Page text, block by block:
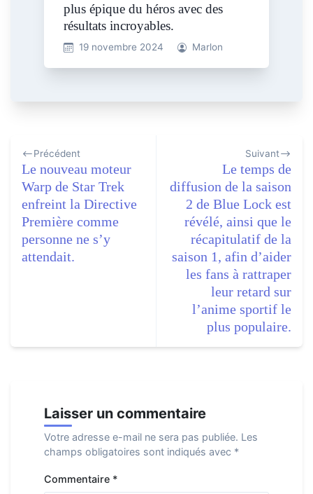
plus épique du héros avec des
résultats incroyables.
19 novembre 2024 Marlon
de
l’article
Précédent
Le nouveau moteur
Warp de Star Trek
enfreint la Directive
Première comme
personne ne s’y
attendait.
Suivant
Le temps de
diffusion de la saison
2 de Blue Lock est
révélé, ainsi que le
récapitulatif de la
saison 1, afin d’aider
les fans à rattraper
leur retard sur
l’anime sportif le
plus populaire.
Laisser un commentaire
Votre adresse e-mail ne sera pas publiée. Les
champs obligatoires sont indiqués avec *
Commentaire *